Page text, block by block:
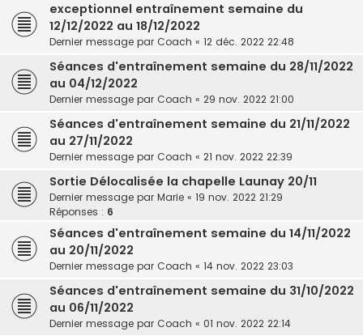
exceptionnel entraînement semaine du
12/12/2022 au 18/12/2022
Dernier message par Coach « 12 déc. 2022 22:48
Séances d'entraînement semaine du 28/11/2022
au 04/12/2022
Dernier message par Coach « 29 nov. 2022 21:00
Séances d'entraînement semaine du 21/11/2022
au 27/11/2022
Dernier message par Coach « 21 nov. 2022 22:39
Sortie Délocalisée la chapelle Launay 20/11
Dernier message par Marie « 19 nov. 2022 21:29
Réponses : 6
Séances d'entraînement semaine du 14/11/2022
au 20/11/2022
Dernier message par Coach « 14 nov. 2022 23:03
Séances d'entraînement semaine du 31/10/2022
au 06/11/2022
Dernier message par Coach « 01 nov. 2022 22:14